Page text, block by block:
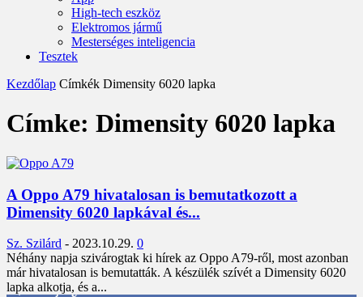
High-tech eszköz
Elektromos jármű
Mesterséges inteligencia
Tesztek
Kezdőlap Címkék Dimensity 6020 lapka
Címke: Dimensity 6020 lapka
A Oppo A79 hivatalosan is bemutatkozott a
Dimensity 6020 lapkával és...
Sz. Szilárd - 2023.10.29. 0
Néhány napja szivárogtak ki hírek az Oppo A79-ről, most azonban
már hivatalosan is bemutatták. A készülék szívét a Dimensity 6020
lapka alkotja, és a...
3,452
Rajongók